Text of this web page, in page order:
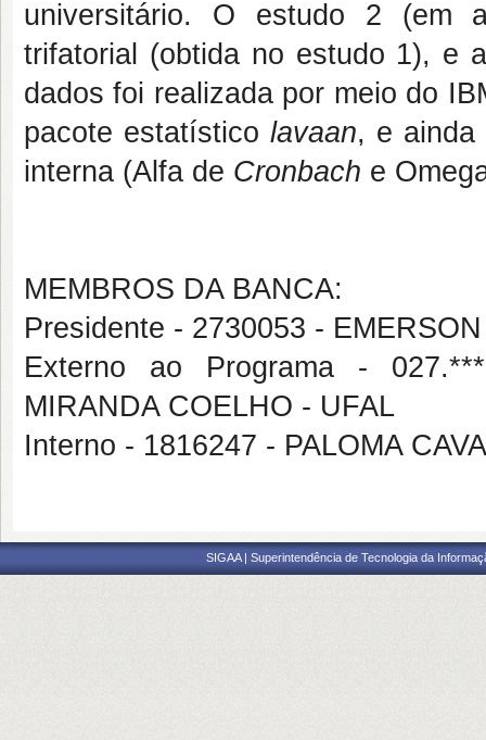
universitário. O estudo 2 (em
trifatorial (obtida no estudo 1), e
dados foi realizada por meio do
pacote estatístico lavaan, e
interna (Alfa de Cronbach e
MEMBROS DA BANCA:
Presidente - 2730053 -
Externo ao Programa -
MIRANDA COELHO - UFAL
Interno - 1816247 - PALOMA
SIGAA | Superintendência de Tecnologia da